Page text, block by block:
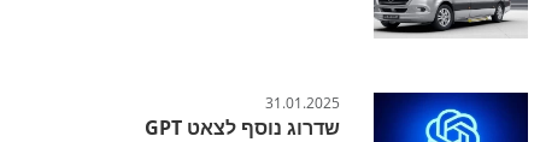
31.01.2025
שדרוג נוסף לצאט GPT